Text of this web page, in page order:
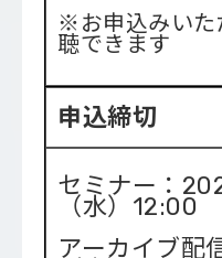
※お申込みいた
聴できます
申込締切
セミナー：
（水）12:00
アーカイブ配